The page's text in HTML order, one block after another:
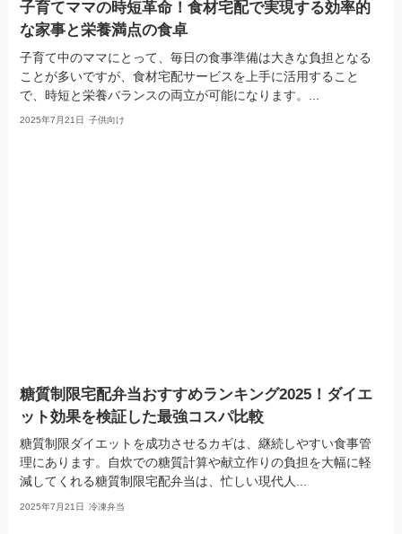
子育てママの時短革命！食材宅配で実現する効率的
な家事と栄養満点の食卓
子育て中のママにとって、毎日の食事準備は大きな負担となる
ことが多いですが、食材宅配サービスを上手に活用すること
で、時短と栄養バランスの両立が可能になります。...
2025年7月21日 子供向け
糖質制限宅配弁当おすすめランキング2025！ダイエ
ット効果を検証した最強コスパ比較
糖質制限ダイエットを成功させるカギは、継続しやすい食事管
理にあります。自炊での糖質計算や献立作りの負担を大幅に軽
減してくれる糖質制限宅配弁当は、忙しい現代人...
2025年7月21日 冷凍弁当